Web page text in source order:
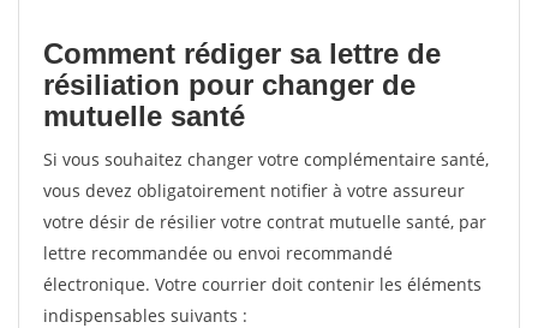
Comment rédiger sa lettre de
résiliation pour changer de
mutuelle santé
Si vous souhaitez changer votre complémentaire santé,
vous devez obligatoirement notifier à votre assureur
votre désir de résilier votre contrat mutuelle santé, par
lettre recommandée ou envoi recommandé
électronique. Votre courrier doit contenir les éléments
indispensables suivants :